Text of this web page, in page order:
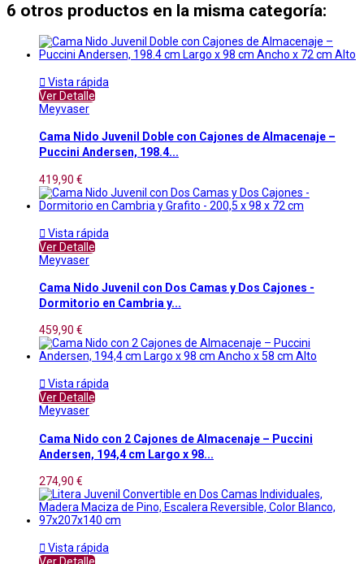
6 otros productos en la misma categoría:
 Vista rápida
Ver Detalle
Meyvaser
Cama Nido Juvenil Doble con Cajones de Almacenaje –
Puccini Andersen, 198.4...
419,90 €
 Vista rápida
Ver Detalle
Meyvaser
Cama Nido Juvenil con Dos Camas y Dos Cajones -
Dormitorio en Cambria y...
459,90 €
 Vista rápida
Ver Detalle
Meyvaser
Cama Nido con 2 Cajones de Almacenaje – Puccini
Andersen, 194,4 cm Largo x 98...
274,90 €
 Vista rápida